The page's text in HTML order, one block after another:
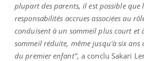
plupart des parents, il est possible que
responsabilités accrues associées au
conduisent à un sommeil plus court et
sommeil réduite, même jusqu'à six ans
du premier enfant", a conclu Sakari